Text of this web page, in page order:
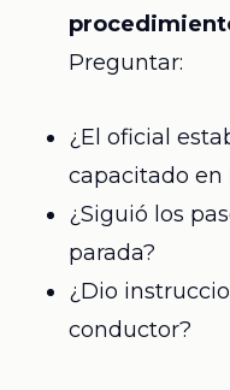
Preguntar:
¿El oficial
capacitado en
¿Siguió los
parada?
¿Dio
conductor?